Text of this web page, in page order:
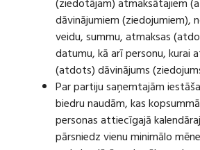
dāvinājumiem (ziedojumiem),
veidu, summu, atmaksas
datumu, kā arī personu, kurai
(atdots) dāvinājums
Par partiju saņemtajām
biedru naudām, kas
personas attiecīgajā
pārsniedz vienu minimālo